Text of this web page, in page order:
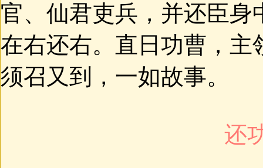
官、仙君吏兵，并还臣
在右还右。直日功曹，
须召又到，一如故事。
还